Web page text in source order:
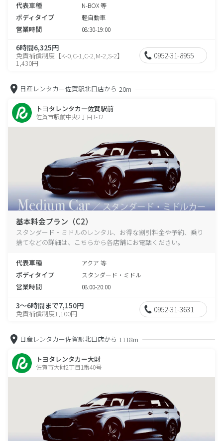
代表車種 N-BOX 等
ボディタイプ 軽自動車
営業時間 08:30-19:00
6時間6,325円
免責補償制度【K-0,C-1,C-2,M-2,S-2】
1,430円
0952-31-8955
日産レンタカー佐賀駅北口店から 20m
トヨタレンタカー佐賀駅前
佐賀市駅前中央2丁目1-12
基本料金プラン（C2）
スタンダード・ミドルのレンタル、お得な割引料金や予約、乗り
捨てなどの詳細は、こちらから各店舗にお電話ください。
代表車種 アクア 等
ボディタイプ スタンダード・ミドル
営業時間 08:00-20:00
3～6時間まで7,150円
免責補償制度1,100円 0952-31-3631
日産レンタカー佐賀駅北口店から 1118m
トヨタレンタカー大財
佐賀市大財2丁目1番40号